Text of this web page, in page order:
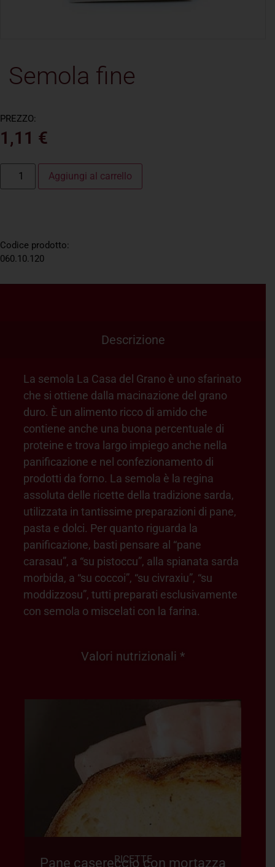
Semola fine
PREZZO:
1,11 €
Aggiungi al carrello
Codice prodotto:
060.10.120
Descrizione
Valori nutrizionali *
La semola La Casa del Grano è uno sfarinato
che si ottiene dalla macinazione del grano
duro. È un alimento ricco di amido che
contiene anche una buona percentuale di
proteine e trova largo impiego anche nella
panificazione e nel confezionamento di
prodotti da forno. La semola è la regina
assoluta delle ricette della tradizione sarda,
utilizzata in tantissime preparazioni di pane,
pasta e dolci. Per quanto riguarda la
panificazione, basti pensare al “pane
carasau”, a “su pistoccu”, alla spianata sarda
morbida, a “su coccoi”, “su civraxiu”, “su
moddizzosu”, tutti preparati esclusivamente
con semola o miscelati con la farina.
RICETTE
Pane casereccio con mortazza